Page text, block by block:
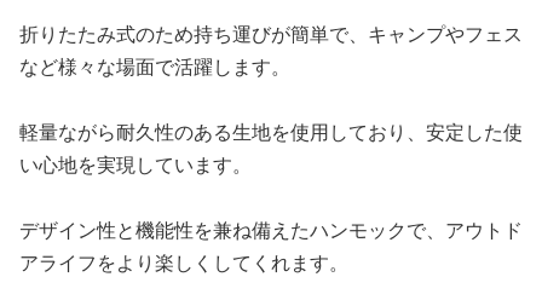
折りたたみ式のため持ち運びが簡単で、キャンプやフェス
など様々な場面で活躍します。
軽量ながら耐久性のある生地を使用しており、安定した使
い心地を実現しています。
デザイン性と機能性を兼ね備えたハンモックで、アウトド
アライフをより楽しくしてくれます。